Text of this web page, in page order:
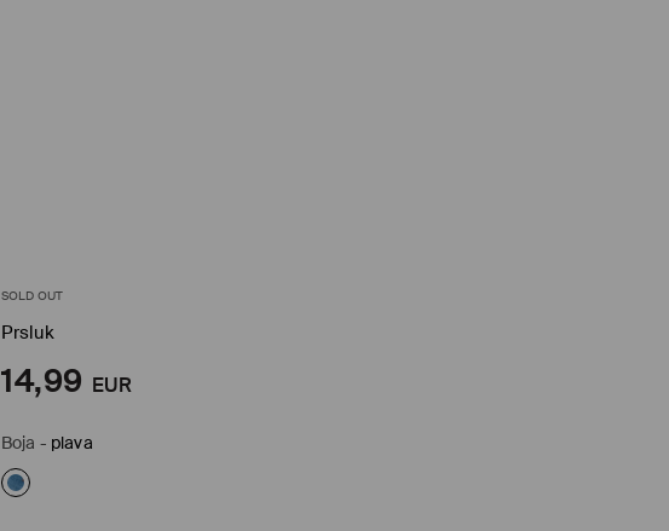
SOLD OUT
Prsluk
14,99 EUR
Boja - plava